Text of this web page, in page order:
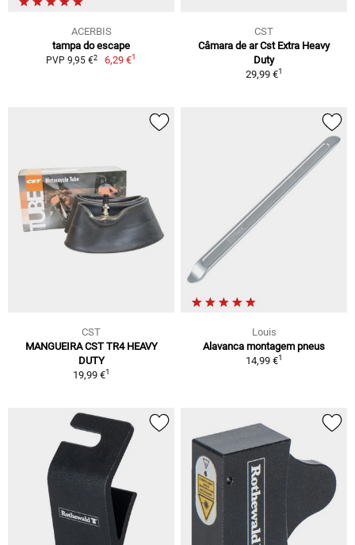
ACERBIS
tampa do escape
PVP 9,95 €2 6,29 €1
CST
Câmara de ar Cst Extra Heavy
Duty
29,99 €1
CST
MANGUEIRA CST TR4 HEAVY
DUTY
19,99 €1
Louis
Alavanca montagem pneus
14,99 €1